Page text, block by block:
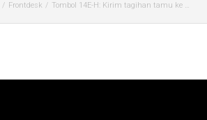
Frontdesk Tombol 14E-H: Kirim tagihan tamu ke …